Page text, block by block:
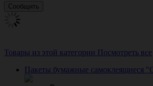
Товары из этой категории Посмотреть все
Пакеты бумажные самоклеящиеся